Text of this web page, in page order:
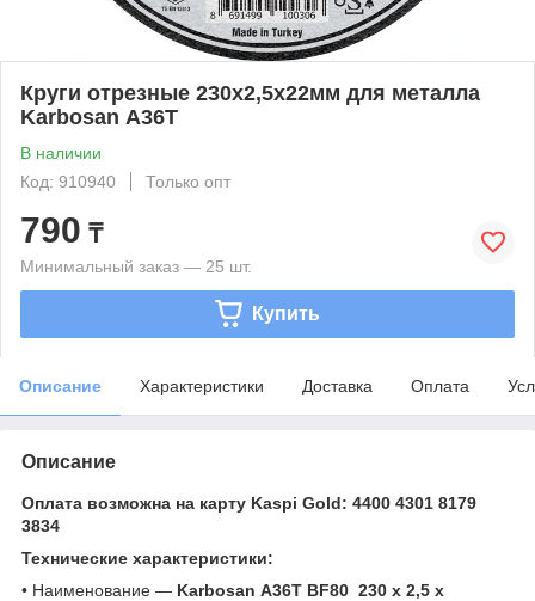
Круги отрезные 230х2,5х22мм для металла
Karbosan А36T
В наличии
Код: 910940
Только опт
790 ₸
Минимальный заказ — 25 шт.
Купить
Описание Характеристики Доставка Оплата
Описание
Оплата возможна на карту Kaspi Gold: 4400 4301 8179
3834
Технические характеристики:
• Наименование — Karbosan А36T BF80 230 х 2,5 х